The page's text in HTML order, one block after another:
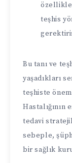
teşhis
Bu tanı ve
yaşadıkları
teşhiste
Hastalığının
tedavi
sebeple,
bir sağlık